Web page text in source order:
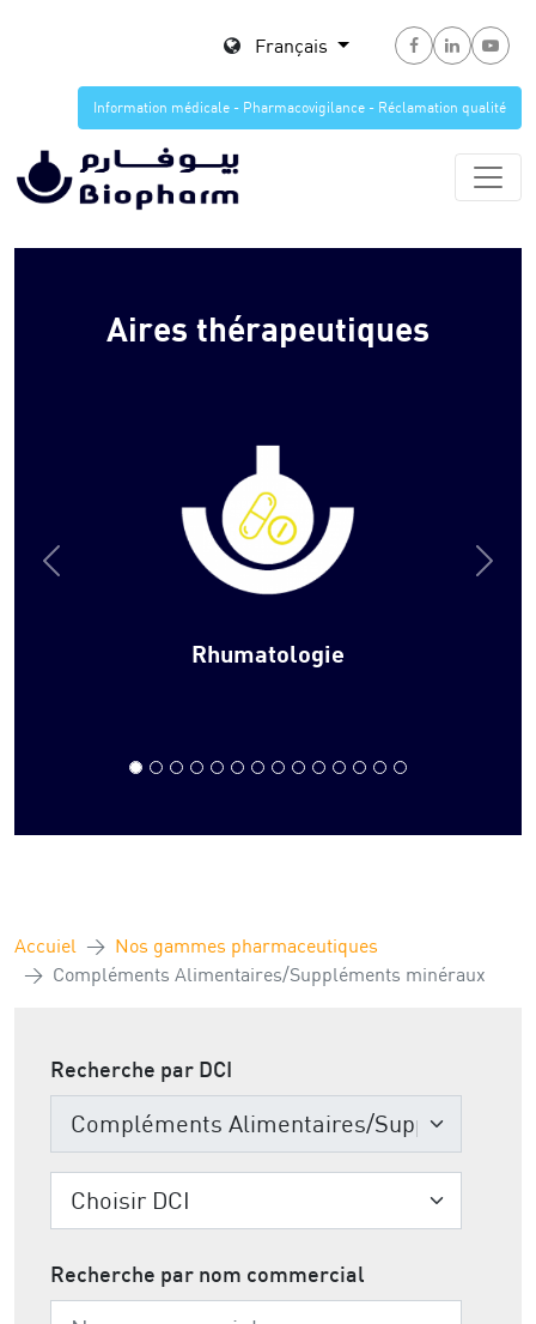
Français
Information médicale - Pharmacovigilance - Réclamation qualité
Aires thérapeutiques
Rhumatologie
Accuiel
Nos gammes pharmaceutiques
Compléments Alimentaires/Suppléments minéraux
Recherche par DCI
Recherche par nom commercial